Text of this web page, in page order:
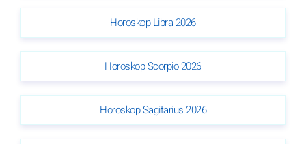
Horoskop Libra 2026
Horoskop Scorpio 2026
Horoskop Sagitarius 2026